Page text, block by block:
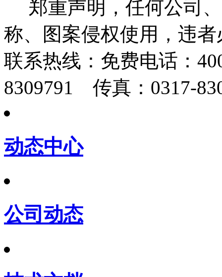
郑重声明，任何公司
称、图案侵权使用，违
联系热线： 免费电话：
8309791 传真：0317-
动态中心
公司动态